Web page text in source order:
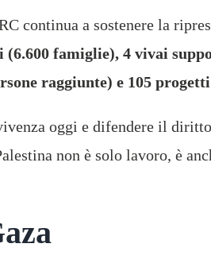
continua a sostenere la
famiglie), 4 vivai
raggiunte) e 105
oggi e difendere il
non è solo lavoro, è